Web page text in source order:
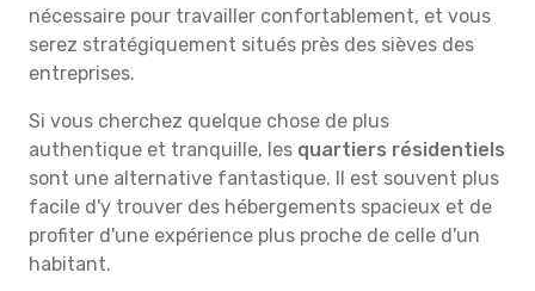
nécessaire pour travailler confortablement, et vous
serez stratégiquement situés près des sièves des
entreprises.
Si vous cherchez quelque chose de plus
authentique et tranquille, les quartiers résidentiels
sont une alternative fantastique. Il est souvent plus
facile d'y trouver des hébergements spacieux et de
profiter d'une expérience plus proche de celle d'un
habitant.